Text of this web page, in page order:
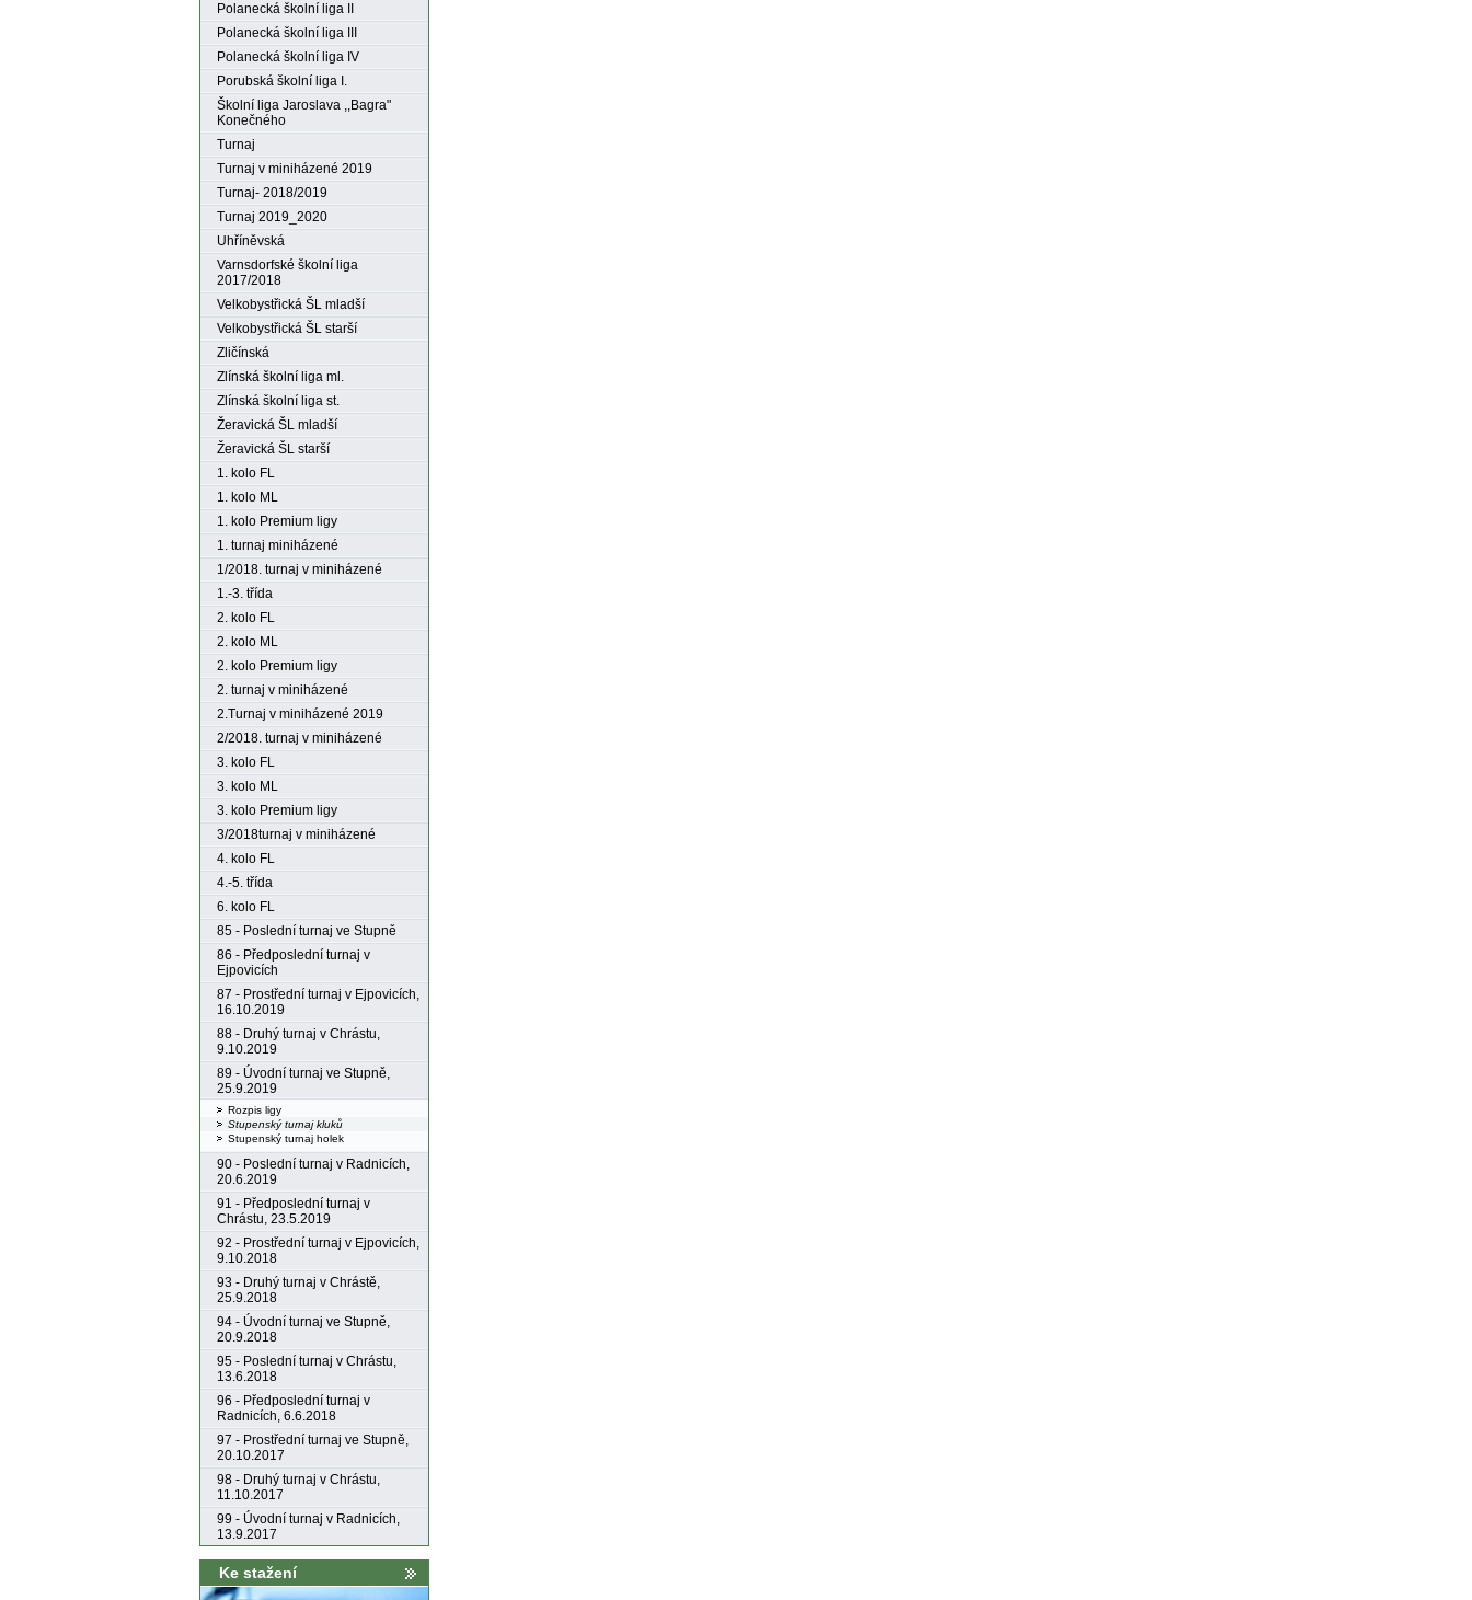
Polanecká školní liga II
Polanecká školní liga III
Polanecká školní liga IV
Porubská školní liga I.
Školní liga Jaroslava ,,Bagra"
Konečného
Turnaj
Turnaj v miniházené 2019
Turnaj- 2018/2019
Turnaj 2019_2020
Uhříněvská
Varnsdorfské školní liga
2017/2018
Velkobystřická ŠL mladší
Velkobystřická ŠL starší
Zličínská
Zlínská školní liga ml.
Zlínská školní liga st.
Žeravická ŠL mladší
Žeravická ŠL starší
1. kolo FL
1. kolo ML
1. kolo Premium ligy
1. turnaj miniházené
1/2018. turnaj v miniházené
1.-3. třída
2. kolo FL
2. kolo ML
2. kolo Premium ligy
2. turnaj v miniházené
2.Turnaj v miniházené 2019
2/2018. turnaj v miniházené
3. kolo FL
3. kolo ML
3. kolo Premium ligy
3/2018turnaj v miniházené
4. kolo FL
4.-5. třída
6. kolo FL
85 - Poslední turnaj ve Stupně
86 - Předposlední turnaj v
Ejpovicích
87 - Prostřední turnaj v Ejpovicích,
16.10.2019
88 - Druhý turnaj v Chrástu,
9.10.2019
89 - Úvodní turnaj ve Stupně,
25.9.2019
Rozpis ligy
Stupenský turnaj kluků
Stupenský turnaj holek
90 - Poslední turnaj v Radnicích,
20.6.2019
91 - Předposlední turnaj v
Chrástu, 23.5.2019
92 - Prostřední turnaj v Ejpovicích,
9.10.2018
93 - Druhý turnaj v Chrástě,
25.9.2018
94 - Úvodní turnaj ve Stupně,
20.9.2018
95 - Poslední turnaj v Chrástu,
13.6.2018
96 - Předposlední turnaj v
Radnicích, 6.6.2018
97 - Prostřední turnaj ve Stupně,
20.10.2017
98 - Druhý turnaj v Chrástu,
11.10.2017
99 - Úvodní turnaj v Radnicích,
13.9.2017
Ke stažení